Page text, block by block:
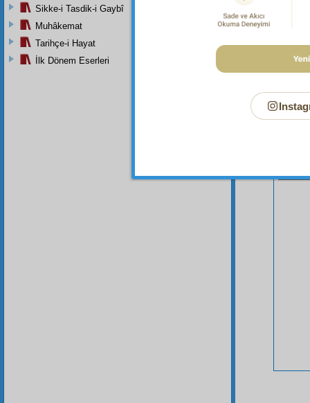
Sikke-i Tasdik-i Gaybî
Muhâkemat
Tarihçe-i Hayat
İlk Dönem Eserleri